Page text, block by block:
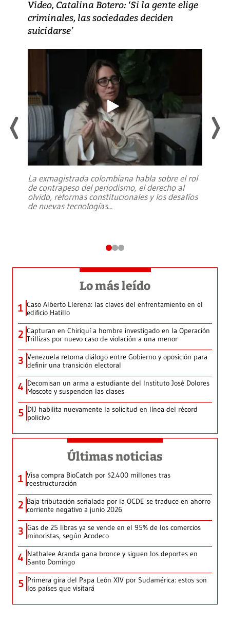
Video, Catalina Botero: ‘Si la gente elige
criminales, las sociedades deciden
suicidarse’
La exmagistrada colombiana habla sobre el rol
de contrapeso del periodismo, el derecho al
olvido, reformas constitucionales y los desafíos
de nuevas tecnologías...
Lo más leído
1 Caso Alberto Llerena: las claves del enfrentamiento en el
edificio Hatillo
2 Capturan en Chiriquí a hombre investigado en la Operación
Trillizas por nuevo caso de violación a una menor
3 Venezuela retoma diálogo entre Gobierno y oposición para
definir una transición electoral
4 Decomisan un arma a estudiante del Instituto José Dolores
Moscote y suspenden las clases
5 DIJ habilita nuevamente la solicitud en línea del récord
policivo
Últimas noticias
1 Visa compra BioCatch por $2.400 millones tras
reestructuración
2 Baja tributación señalada por la OCDE se traduce en ahorro
corriente negativo a junio 2026
3 Gas de 25 libras ya se vende en el 95% de los comercios
minoristas, según Acodeco
4 Nathalee Aranda gana bronce y siguen los deportes en
Santo Domingo
5 Primera gira del Papa León XIV por Sudamérica: estos son
los países que visitará